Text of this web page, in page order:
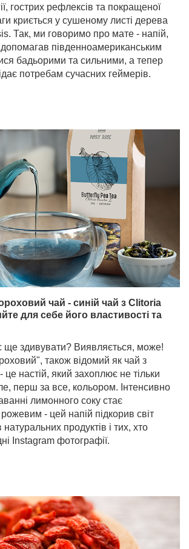
гострих рефлексів та покращеної
криється у сушеному листі дерева
Так, ми говоримо про мате - напій,
допомагав південноамериканським
бадьорими та сильними, а тепер
потребам сучасних геймерів.
чай - синій чай з Clitoria
для себе його властивості та
здивувати? Виявляється, може!
також відомий як чай з
настій, який захоплює не тільки
перш за все, кольором. Інтенсивно
лимонного соку стає
- цей напій підкорив світ
продуктів і тих, хто
Instagram фотографії.